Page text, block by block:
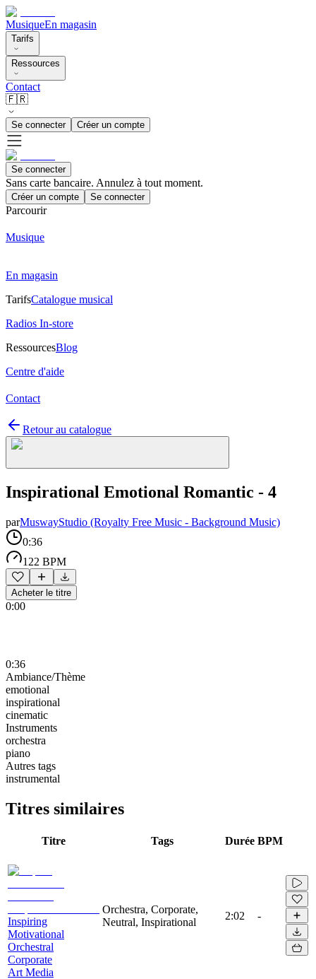
MusiqueEn magasin
Tarifs
Ressources
Contact
🇫🇷
Se connecter Créer un compte
Se connecter
Sans carte bancaire. Annulez à tout moment.
Créer un compte Se connecter
Parcourir
Musique
En magasin
TarifsCatalogue musical
Radios In-store
RessourcesBlog
Centre d'aide
Contact
Retour au catalogue
Inspirational Emotional Romantic - 4
parMuswayStudio (Royalty Free Music - Background Music)
0:36
122 BPM
Acheter le titre
0:00
0:36
Ambiance/Thème
emotional
inspirational
cinematic
Instruments
orchestra
piano
Autres tags
instrumental
Titres similaires
Titre Tags Durée BPM
Inspiring
Motivational
Orchestral
Corporate
Art Media
Orchestra, Corporate,
Neutral, Inspirational
2:02 -